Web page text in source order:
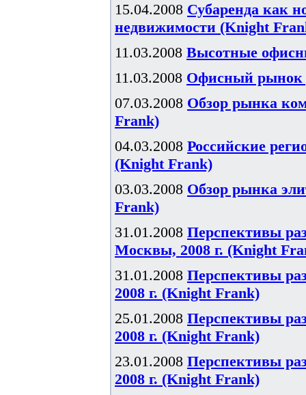
15.04.2008 Субаренда как
недвижимости (Knight
11.03.2008 Высотные
11.03.2008 Офисный рынок
07.03.2008 Обзор рынка
Frank)
04.03.2008 Российские
(Knight Frank)
03.03.2008 Обзор рынка
Frank)
31.01.2008 Перспективы
Москвы, 2008 г. (Knight
31.01.2008 Перспективы
2008 г. (Knight Frank)
25.01.2008 Перспективы
2008 г. (Knight Frank)
23.01.2008 Перспективы
2008 г. (Knight Frank)